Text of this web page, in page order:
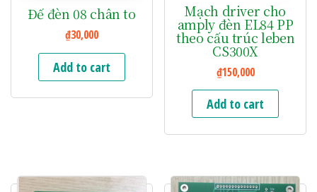
Đế đèn 08 chân to
₫30,000
Add to cart
Mạch driver cho
amply đèn EL84 PP
theo cấu trúc leben
CS300X
₫150,000
Add to cart